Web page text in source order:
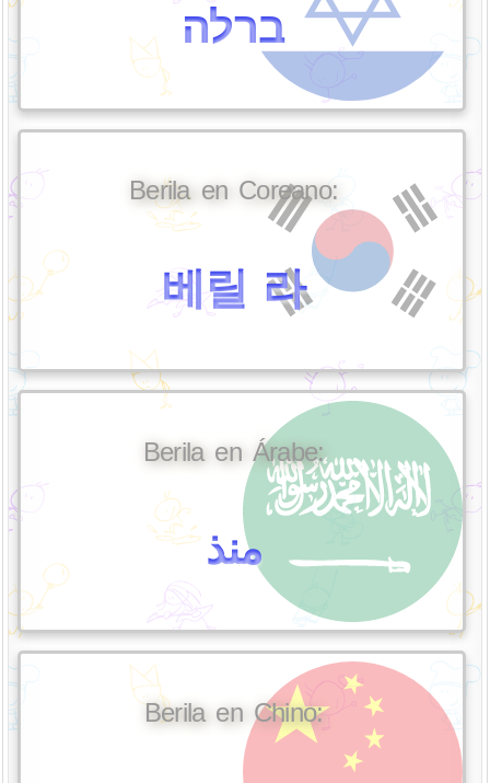
ברלה
Berila en Coreano:
베릴 라
Berila en Árabe:
منذ
Berila en Chino: